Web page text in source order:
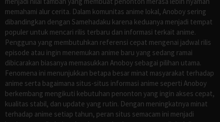
memahami alur cerita. Dalam komunitas anime lokal, Anoboy sering
dibandingkan dengan Samehadaku karena keduanya menjadi tempat
populer untuk mencari rilis terbaru dan informasi terkait anime.
Pengguna yang membutuhkan referensi cepat mengenai jadwal rilis
episode atau ingin menemukan anime baru yang sedang ramai
dibicarakan biasanya memasukkan Anoboy sebagai pilihan utama.
Fenomena ini menunjukkan betapa besar minat masyarakat terhadap
anime serta bagaimana situs-situs informasi anime seperti Anoboy
berkembang mengikuti kebutuhan penonton yang ingin akses cepat,
kualitas stabil, dan update yang rutin. Dengan meningkatnya minat
terhadap anime setiap tahun, peran situs semacam ini menjadi